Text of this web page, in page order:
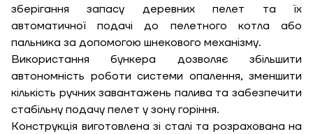
зберігання запасу деревних пелет та їх
автоматичної подачі до пелетного котла або
пальника за допомогою шнекового механізму.
Використання бункера дозволяє збільшити
автономність роботи системи опалення, зменшити
кількість ручних завантажень палива та забезпечити
стабільну подачу пелет у зону горіння.
Конструкція виготовлена зі сталі та розрахована на
Висота, м
Замовити
Зворотній дзвінок
Кошик